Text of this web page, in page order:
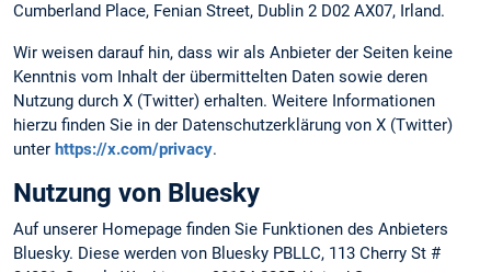
Cumberland Place, Fenian Street, Dublin 2 D02 AX07, Irland.
Wir weisen darauf hin, dass wir als Anbieter der Seiten keine
Kenntnis vom Inhalt der übermittelten Daten sowie deren
Nutzung durch X (Twitter) erhalten. Weitere Informationen
hierzu finden Sie in der Datenschutzerklärung von X (Twitter)
unter https://x.com/privacy.
Nutzung von Bluesky
Auf unserer Homepage finden Sie Funktionen des Anbieters
Bluesky. Diese werden von Bluesky PBLLC, 113 Cherry St #